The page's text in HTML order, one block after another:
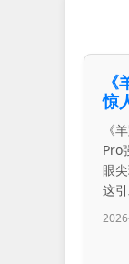
惊
《
Pro
眼
这